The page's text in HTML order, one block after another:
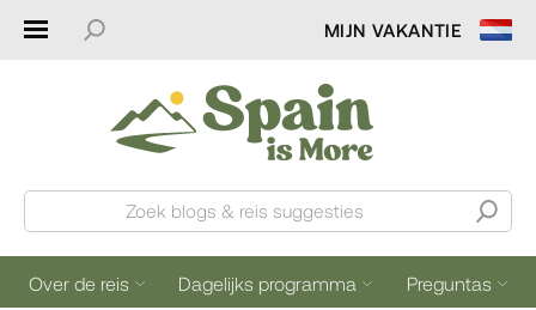
MIJN VAKANTIE
Zoek blogs & reis suggesties
Over de reis Dagelijks programma Preguntas